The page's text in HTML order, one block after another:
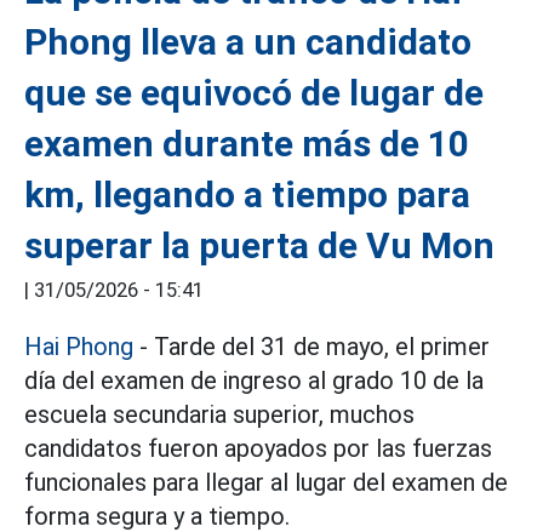
Phong lleva a un candidato
que se equivocó de lugar de
examen durante más de 10
km, llegando a tiempo para
superar la puerta de Vu Mon
| 31/05/2026 - 15:41
Hai Phong - Tarde del 31 de mayo, el primer
día del examen de ingreso al grado 10 de la
escuela secundaria superior, muchos
candidatos fueron apoyados por las fuerzas
funcionales para llegar al lugar del examen de
forma segura y a tiempo.